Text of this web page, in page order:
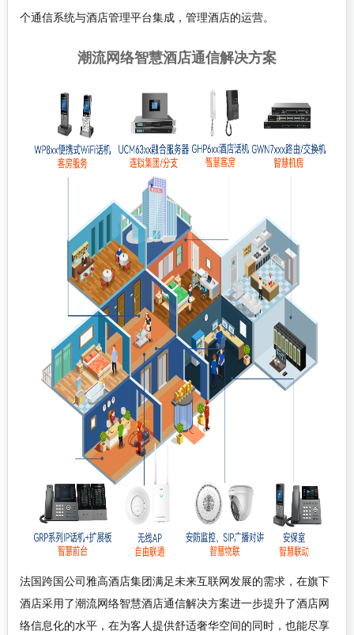
个通信系统与酒店管理平台集成，管理酒店的运营。
潮流网络智慧酒店通信解决方案
法国跨国公司雅高酒店集团满足未来互联网发展的需求，在旗下
酒店采用了潮流网络智慧酒店通信解决方案进一步提升了酒店网
络信息化的水平，在为客人提供舒适奢华空间的同时，也能尽享